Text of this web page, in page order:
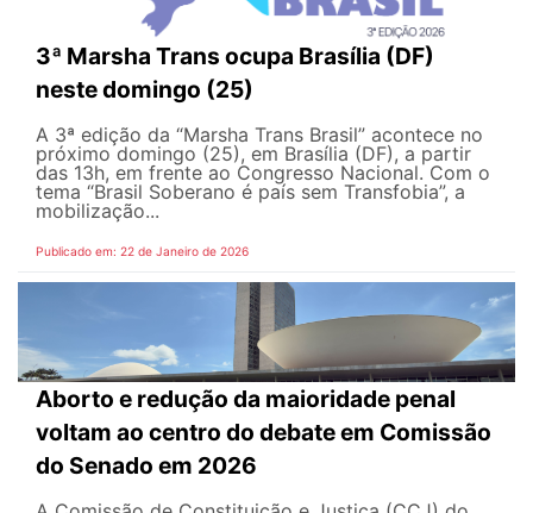
3ª Marsha Trans ocupa Brasília (DF)
neste domingo (25)
A 3ª edição da “Marsha Trans Brasil” acontece no
próximo domingo (25), em Brasília (DF), a partir
das 13h, em frente ao Congresso Nacional. Com o
tema “Brasil Soberano é país sem Transfobia”, a
mobilização...
Publicado em: 22 de Janeiro de 2026
Aborto e redução da maioridade penal
voltam ao centro do debate em Comissão
do Senado em 2026